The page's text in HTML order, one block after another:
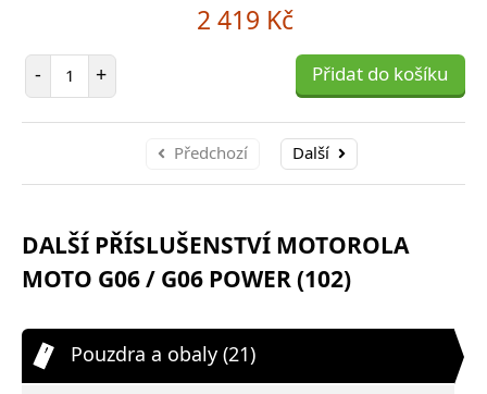
2 419 Kč
- Počet položek
+ Přidat do košíku
Předchozí Další
DALŠÍ PŘÍSLUŠENSTVÍ MOTOROLA
MOTO G06 / G06 POWER (102)
Pouzdra a obaly (21)